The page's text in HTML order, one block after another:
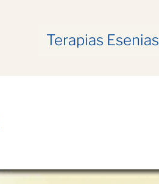
Terapias Esenias